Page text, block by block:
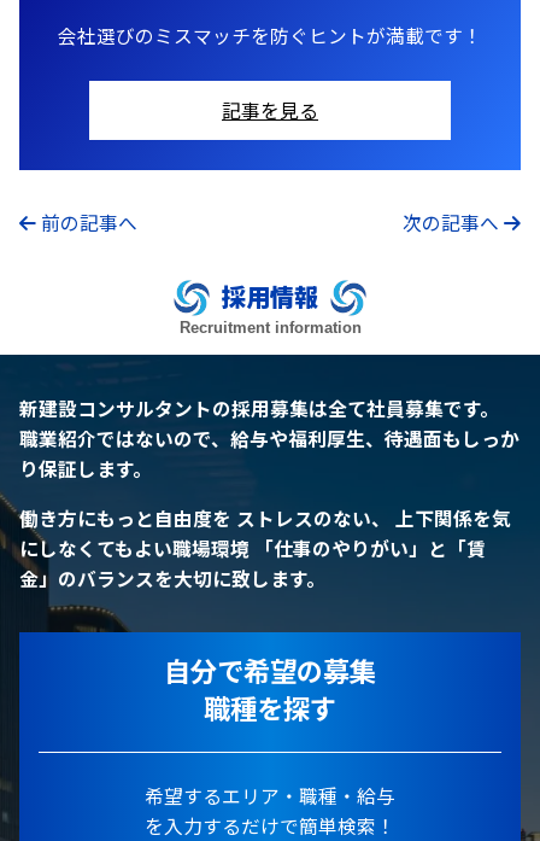
会社選びのミスマッチを防ぐヒントが満載です！
記事を見る
前の記事へ 次の記事へ
採用情報
Recruitment information
新建設コンサルタントの採用募集は全て社員募集です。
職業紹介ではないので、給与や福利厚生、待遇面もしっか
り保証します。
働き方にもっと自由度を ストレスのない、 上下関係を気
にしなくてもよい職場環境 「仕事のやりがい」と「賃
金」のバランスを大切に致します。
自分で希望の募集
職種を探す
希望するエリア・職種・給与
を入力するだけで簡単検索！